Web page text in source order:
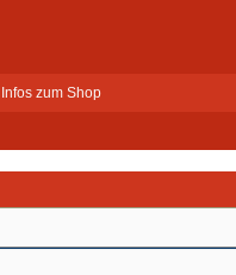
Infos zum Shop